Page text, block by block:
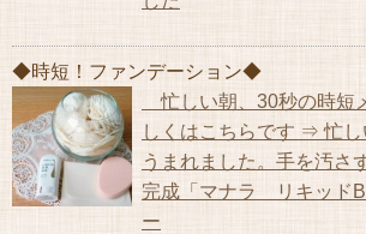
◆時短！ファンデーション◆
忙しい朝、30秒の時短
しくはこちらです ⇒ 忙
うまれました。手を汚さ
完成「マナラ リキッド
ー